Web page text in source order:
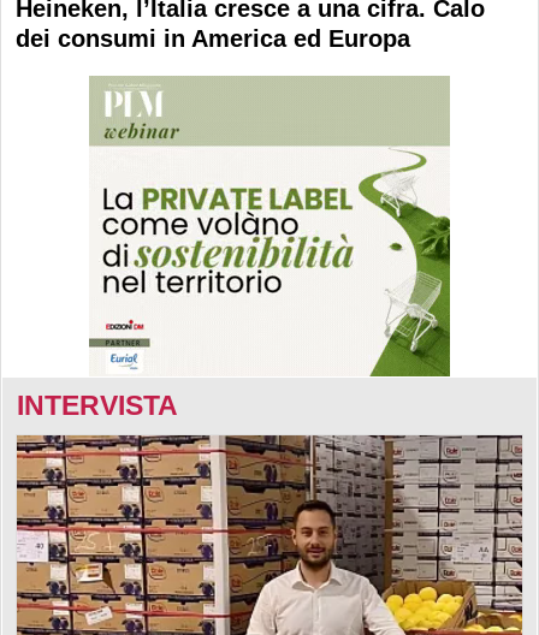
Heineken, l’Italia cresce a una cifra. Calo
dei consumi in America ed Europa
INTERVISTA